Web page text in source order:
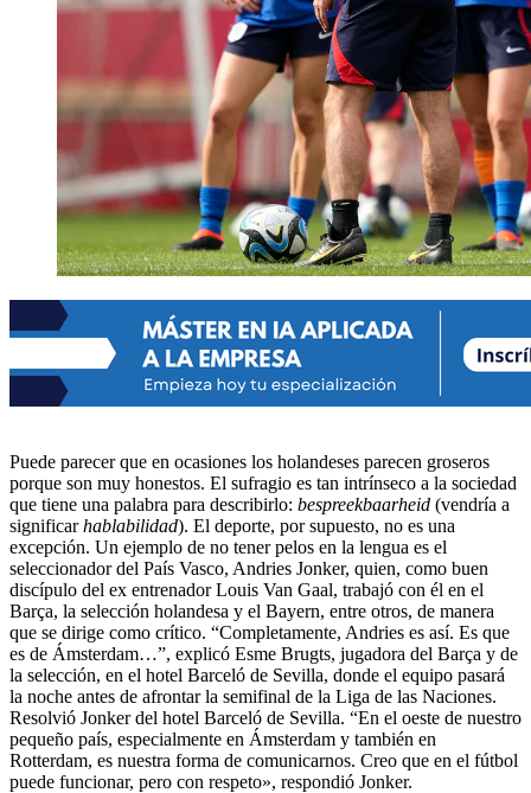
Puede parecer que en ocasiones los holandeses parecen groseros
porque son muy honestos. El sufragio es tan intrínseco a la sociedad
que tiene una palabra para describirlo: bespreekbaarheid (vendría a
significarhablabilidad). El deporte, por supuesto, no es una
excepción. Un ejemplo de no tener pelos en la lengua es el
seleccionador del País Vasco, Andries Jonker, quien, como buen
discípulo del ex entrenador Louis Van Gaal, trabajó con él en el
Barça, la selección holandesa y el Bayern, entre otros, de manera
que se dirige como crítico. “Completamente, Andries es así. Es que
es de Ámsterdam…”, explicó Esme Brugts, jugadora del Barça y de
la selección, en el hotel Barceló de Sevilla, donde el equipo pasará
la noche antes de afrontar la semifinal de la Liga de las Naciones.
Resolvió Jonker del hotel Barceló de Sevilla. “En el oeste de nuestro
pequeño país, especialmente en Ámsterdam y también en
Rotterdam, es nuestra forma de comunicarnos. Creo que en el fútbol
puede funcionar, pero con respeto», respondió Jonker.